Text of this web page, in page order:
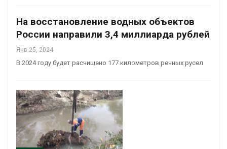
На восстановление водных объектов
России направили 3,4 миллиарда рублей
Янв 25, 2024
В 2024 году будет расчищено 177 километров речных русел